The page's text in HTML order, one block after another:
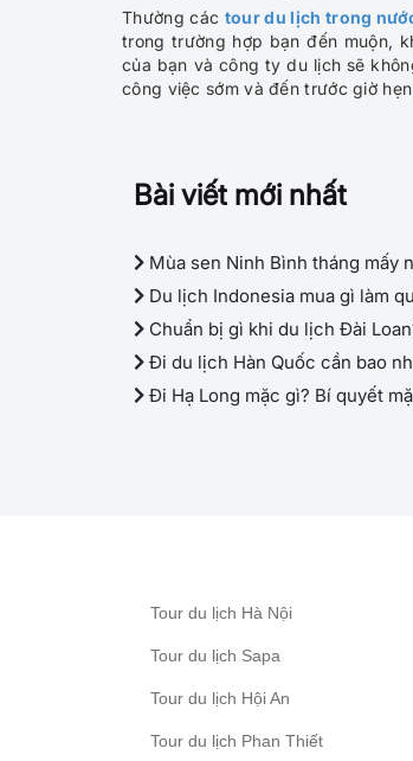
Thường các tour du lịch trong
trong trường hợp bạn đến muộn,
của bạn và công ty du lịch sẽ
công việc sớm và đến trước giờ
Bài viết mới nhất
Mùa sen Ninh Bình tháng mấy
Du lịch Indonesia mua gì làm
Chuẩn bị gì khi du lịch Đài
Đi du lịch Hàn Quốc cần bao
Đi Hạ Long mặc gì? Bí quyết
Tour du lịch Hà Nội
Tour du lịch Sapa
Tour du lịch Hội An
Tour du lịch Phan Thiết